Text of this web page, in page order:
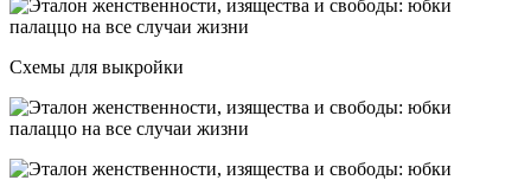
Схемы для выкройки